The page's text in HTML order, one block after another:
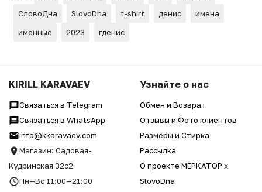
СловоДна
SlovoDna t-shirt денис
имена
именные
2023 гденис
KIRILL KARAVAEV
Связаться в Telegram
Связаться в WhatsApp
info@kkaravaev.com
Магазин: Садовая-
Кудринская 32с2
Пн—Вс 11:00—21:00
Узнайте о нас
Обмен и Возврат
Отзывы и Фото клиентов
Размеры и Стирка
Рассылка
О проекте МЕРКАТОР x
SlovoDna